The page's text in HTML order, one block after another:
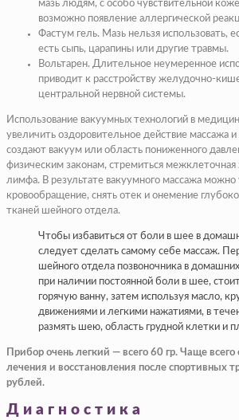
мазь людям, с особо чувствительной
возможно появление аллергической
Фастум гель. Мазь нельзя использовать,
есть сыпь, царапины или другие травмы.
Вольтарен. Длительное неумеренное
приводит к расстройству желудочно-
центральной нервной системы.
Использование вакуумных технологий в
увеличить оздоровительное действие массажа
создают вакуум или область пониженного
физическим законам, стремиться межклеточная
лимфа. В результате вакуумного массажа можно
кровообращение, снять отек и онемение
тканей шейного отдела.
Чтобы избавиться от боли в шее в
следует сделать самому себе массаж.
шейного отдела позвоночника в
при наличии постоянной боли в шее,
горячую ванну, затем используя масло,
движениями и легкими нажатиями, в
размять шею, область грудной клетки и
Прибор очень легкий — всего 60 гр. Чаще всего
лечения и восстановления после спортивных
рублей.
Диагностика